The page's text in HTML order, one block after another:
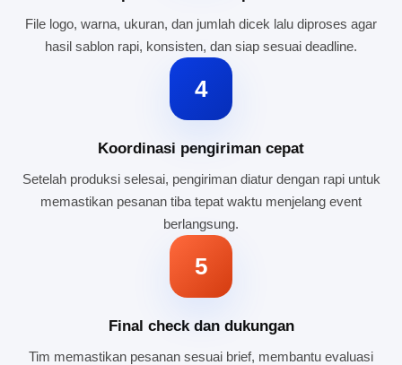
File logo, warna, ukuran, dan jumlah dicek lalu diproses agar
hasil sablon rapi, konsisten, dan siap sesuai deadline.
4
Koordinasi pengiriman cepat
Setelah produksi selesai, pengiriman diatur dengan rapi untuk
memastikan pesanan tiba tepat waktu menjelang event
berlangsung.
5
Final check dan dukungan
Tim memastikan pesanan sesuai brief, membantu evaluasi